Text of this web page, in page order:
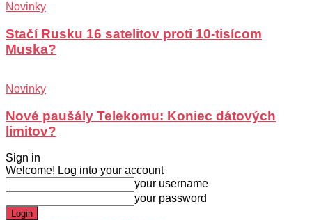
Novinky
Stačí Rusku 16 satelitov proti 10-tisícom
Muska?
Novinky
Nové paušály Telekomu: Koniec dátových
limitov?
Sign in
Welcome! Log into your account
your username
your password